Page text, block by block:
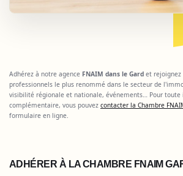
Adhérez à notre agence FNAIM dans le Gard et
professionnels le plus renommé dans le secteur de
visibilité régionale et nationale, événements… Pour
complémentaire, vous pouvez contacter la Chambre
formulaire en ligne.
ADHÉRER À LA CHAMBRE FNAIM